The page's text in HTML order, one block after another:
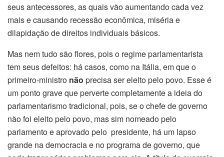
seus antecessores, as quais vão aumentando cada vez
mais e causando recessão econômica, miséria e
dilapidação de direitos individuais básicos.
Mas nem tudo são flores, pois o regime parlamentarista
tem seus defeitos: há casos, como na Itália, em que o
primeiro-ministro não precisa ser eleito pelo povo. Esse é
um ponto grave que perverte completamente a ideia do
parlamentarismo tradicional, pois, se o chefe de governo
não foi eleito pelo povo, mas sim nomeado pelo
parlamento e aprovado pelo presidente, há um lapso
grande na democracia e no programa de governo, que